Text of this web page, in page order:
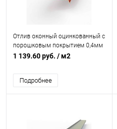
Отлив оконный оцинкованный c
порошковым покрытием 0,4мм
RAL 3016
1 139.60 руб. / м2
Подробнее